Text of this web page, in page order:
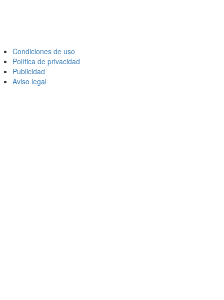
Condiciones de uso
Política de privacidad
Publicidad
Aviso legal